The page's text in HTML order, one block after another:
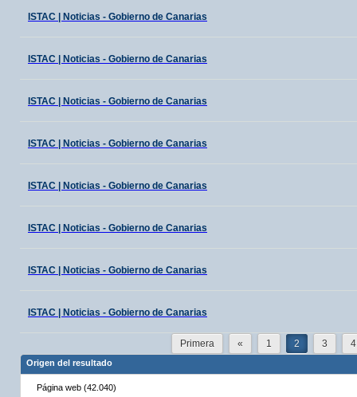
ISTAC | Noticias - Gobierno de Canarias
ISTAC | Noticias - Gobierno de Canarias
ISTAC | Noticias - Gobierno de Canarias
ISTAC | Noticias - Gobierno de Canarias
ISTAC | Noticias - Gobierno de Canarias
ISTAC | Noticias - Gobierno de Canarias
ISTAC | Noticias - Gobierno de Canarias
ISTAC | Noticias - Gobierno de Canarias
Primera « 1 2 3 4
Origen del resultado
Página web (42.040)